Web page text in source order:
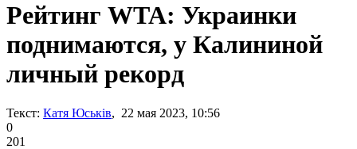
Рейтинг WTA: Украинки
поднимаются, у Калининой
личный рекорд
Текст: Катя Юськів, 22 мая 2023, 10:56
0
201